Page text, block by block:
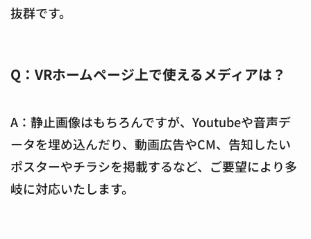
抜群です。
Q：VRホームページ上で使えるメディアは？
A：静止画像はもちろんですが、Youtubeや音声デ
ータを埋め込んだり、動画広告やCM、告知したい
ポスターやチラシを掲載するなど、ご要望により多
岐に対応いたします。